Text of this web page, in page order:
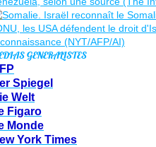
GENERALISTES
Spiegel
Welt
Figaro
Monde
York Times